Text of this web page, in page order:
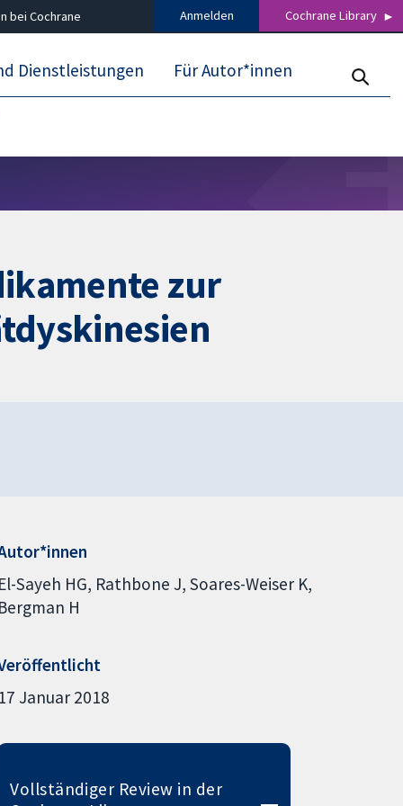
bei Cochrane Anmelden Cochrane Library
Dienstleistungen Für Autor*innen
zur
El-Sayeh HG Rathbone J Soares-Weiser K
Bergman H
17 Januar 2018
Vollständiger Review in der